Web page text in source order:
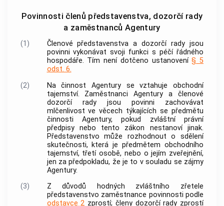
Povinnosti členů představenstva, dozorčí rady
a zaměstnanců Agentury
(1) Členové představenstva adozorčí rady jsou
povinni vykonávat svoji funkci s péčí řádného
hospodáře. Tím není dotčeno ustanovení§ 5
odst. 6.
(2)
Na činnost Agenturyse vztahuje obchodní
tajemství. ZaměstnanciAgentury a členové
dozorčí radyjsou povinni zachovávat
mlčenlivost ve věcech týkajících se předmětu
činnosti Agentury, pokud zvláštní právní
předpisy nebo tento zákon nestanoví jinak.
Představenstvo může rozhodnout o sdělení
skutečnosti, která je předmětem obchodního
tajemství, třetí osobě, nebo o jejím zveřejnění,
jen za předpokladu, že je to v souladu se zájmy
Agentury.
(3)
Z důvodů hodných zvláštního zřetele
představenstvo zaměstnance povinnosti podle
odstavce 2 zprostí; členy dozorčí rady zprostí